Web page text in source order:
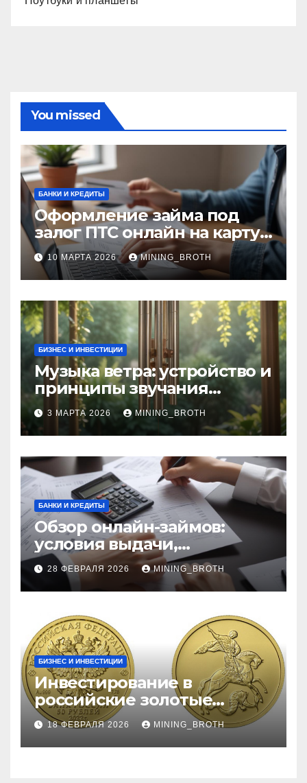
You missed
БАНКИ И КРЕДИТЫ
Оформление займа под
залог ПТС онлайн на карту
без визита в офис: порядок,
требования и документы
10 МАРТА 2026 MINING_BROTH
БИЗНЕС И ИНВЕСТИЦИИ
Музыка ветра: устройство и
принципы звучания
колокольчиков
3 МАРТА 2026 MINING_BROTH
БАНКИ И КРЕДИТЫ
Обзор онлайн-займов:
условия выдачи,
процентные ставки и
требования к заемщикам
28 ФЕВРАЛЯ 2026 MINING_BROTH
БИЗНЕС И ИНВЕСТИЦИИ
Инвестирование в
российские золотые
монеты: подробное
руководство
18 ФЕВРАЛЯ 2026 MINING_BROTH